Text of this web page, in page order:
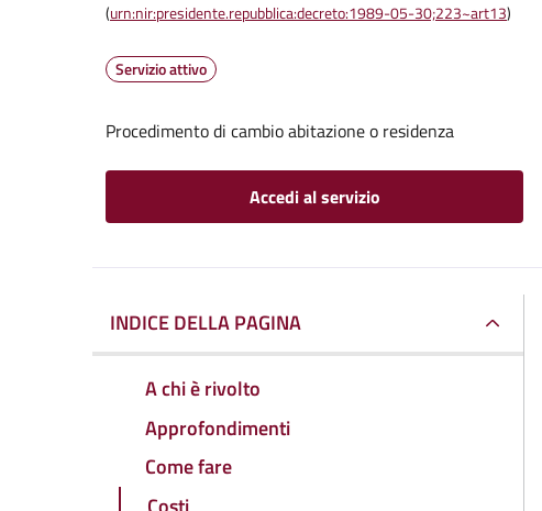
(urn:nir:presidente.repubblica:decreto:1989-05-30;223~art13)
Servizio attivo
Procedimento di cambio abitazione o residenza
Accedi al servizio
INDICE DELLA PAGINA
A chi è rivolto
Approfondimenti
Come fare